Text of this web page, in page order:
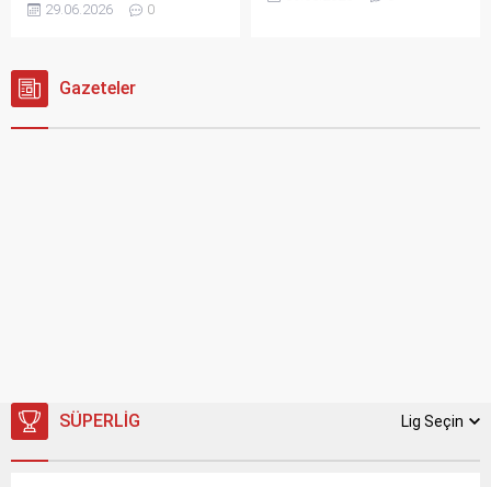
kişinin yüz hatlarıyla
doğal mı yoksa yapay mı
göründüğünü doğrudan
belirler. Aynı diş formu bir
29.06.2026 0
Geleneksel tel tedavisine
Gazeteler
SÜPERLIG Lig Seçin